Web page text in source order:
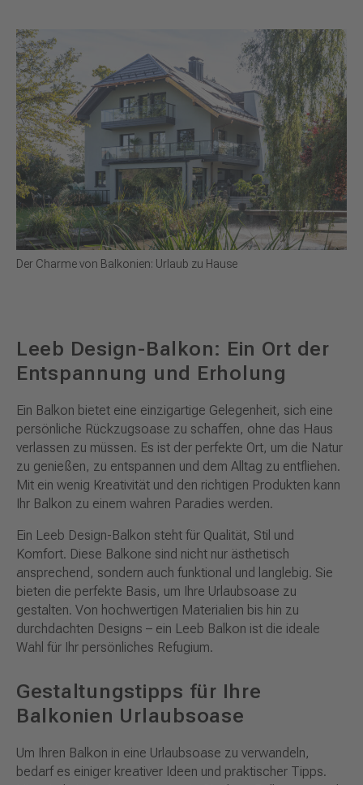
Der Charme von Balkonien: Urlaub zu Hause
Leeb Design-Balkon: Ein Ort der
Entspannung und Erholung
Ein Balkon bietet eine einzigartige Gelegenheit, sich eine
persönliche Rückzugsoase zu schaffen, ohne das Haus
verlassen zu müssen. Es ist der perfekte Ort, um die Natur
zu genießen, zu entspannen und dem Alltag zu entfliehen.
Mit ein wenig Kreativität und den richtigen Produkten kann
Ihr Balkon zu einem wahren Paradies werden.
Ein Leeb Design-Balkon steht für Qualität, Stil und
Komfort. Diese Balkone sind nicht nur ästhetisch
ansprechend, sondern auch funktional und langlebig. Sie
bieten die perfekte Basis, um Ihre Urlaubsoase zu
gestalten. Von hochwertigen Materialien bis hin zu
durchdachten Designs – ein Leeb Balkon ist die ideale
Wahl für Ihr persönliches Refugium.
Gestaltungstipps für Ihre
Balkonien Urlaubsoase
Um Ihren Balkon in eine Urlaubsoase zu verwandeln,
bedarf es einiger kreativer Ideen und praktischer Tipps.